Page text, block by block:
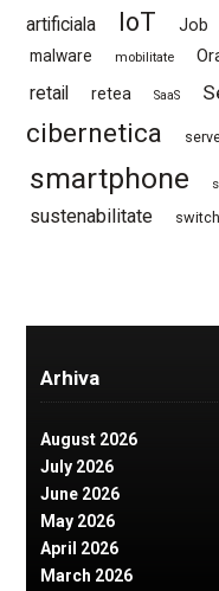
artificiala
IoT Job
malware mobilitate
retail retea SaaS
cibernetica
smartphone
sustenabilitate switch
Arhiva
August 2026
July 2026
June 2026
May 2026
April 2026
March 2026